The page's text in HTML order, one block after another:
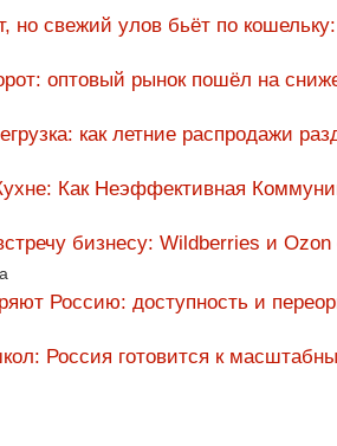
но свежий улов бьёт по
оптовый рынок пошёл на
как летние распродажи
Как Неэффективная
бизнесу: Wildberries и
Россию: доступность и
Россия готовится к